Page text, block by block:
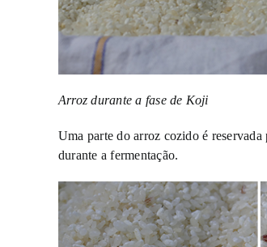
Arroz durante a fase de Koji
Uma parte do arroz cozido é
durante a fermentação.